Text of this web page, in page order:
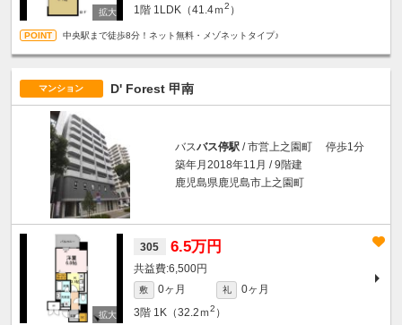
1階 1LDK（41.4ｍ2 ）
中央駅まで徒歩8分！ネット無料・メゾネットタイプ♪
マンション D' Forest 甲南
バスバス停駅 / 市営上之園町 停歩1分
築年月2018年11月 / 9階建
鹿児島県鹿児島市上之園町
305 6.5万円
6,500円
敷 0ヶ月 礼
0ヶ月
3階 1K（32.2ｍ2 ）